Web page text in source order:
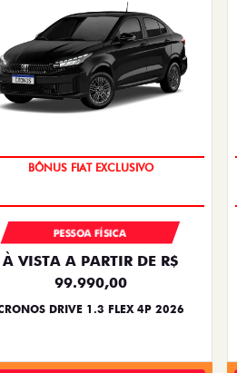
SUPER DESCONTO
PESSOA FÍSICA
À VISTA A PARTIR DE R$
99.990,00
DRIVE 1.3 FLEX 4P 2026